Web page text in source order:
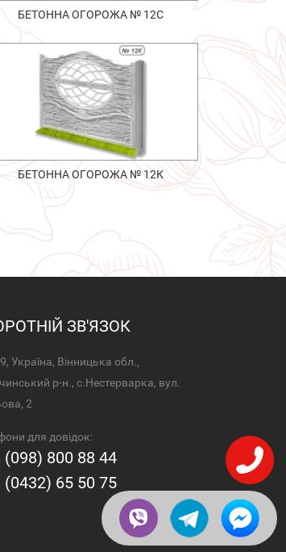
БЕТОННА ОГОРОЖА № 12С
БЕТОННА ОГОРОЖА № 12К
ЗВ'ЯЗОК
Україна, Вінницька обл.,
р-н., с.Нестерварка, вул.
2
для довідок:
(098) 800 88 44
(0432) 65 50 75